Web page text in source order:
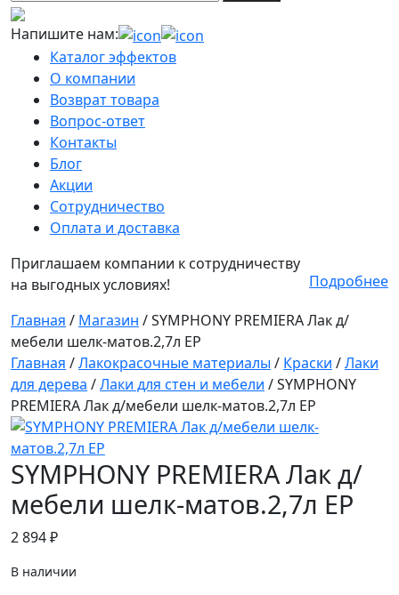
Напишите нам:
Каталог эффектов
О компании
Возврат товара
Вопрос-ответ
Контакты
Блог
Акции
Сотрудничество
Оплата и доставка
Приглашаем компании к сотрудничеству
на выгодных условиях!
Подробнее
Главная / Магазин /SYMPHONY PREMIERA Лак д/
мебели шелк-матов.2,7л ЕР
Главная /Лакокрасочные материалы / Краски /Лаки
для дерева /Лаки для стен и мебели / SYMPHONY
PREMIERA Лак д/мебели шелк-матов.2,7л ЕР
SYMPHONY PREMIERA Лак д/
мебели шелк-матов.2,7л ЕР
2 894₽
В наличии